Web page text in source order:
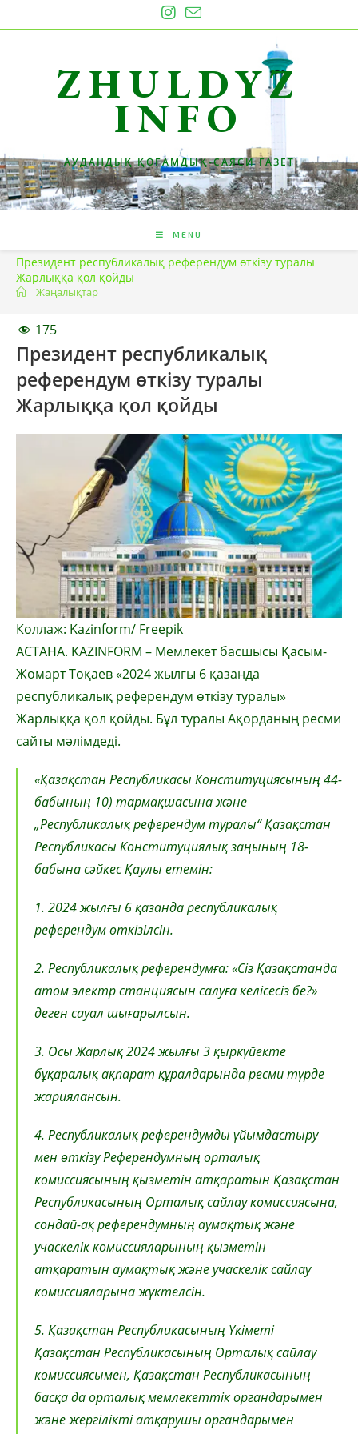
to
ZHULDYZ
INFO
АУДАНДЫҚ ҚОҒАМДЫҚ-САЯСИ ГАЗЕТ
MENU
Президент республикалық референдум өткiзу туралы
Жарлыққа қол қойды
Жаңалықтар
175
Президент республикалық
референдум өткiзу туралы
Жарлыққа қол қойды
Коллаж: Kazinform/ Freepik
АСТАНА. KAZINFORM – Мемлекет басшысы Қасым-
Жомарт Тоқаев «2024 жылғы 6 қазанда
республикалық референдум өткiзу туралы»
Жарлыққа қол қойды. Бұл туралы Ақорданың ресми
сайты мәлімдеді.
«Қазақстан Республикасы Конституциясының 44-
бабының 10) тармақшасына және
„Республикалық референдум туралы“ Қазақстан
Республикасы Конституциялық заңының 18-
бабына сәйкес Қаулы етемін:
1. 2024 жылғы 6 қазанда республикалық
референдум өткізілсін.
2. Республикалық референдумға: «Сіз Қазақстанда
атом электр станциясын салуға келісесіз бе?»
деген сауал шығарылсын.
3. Осы Жарлық 2024 жылғы 3 қыркүйекте
бұқаралық ақпарат құралдарында ресми түрде
жариялансын.
4. Республикалық референдумды ұйымдастыру
мен өткiзу Референдумның орталық
комиссиясының қызметін атқаратын Қазақстан
Республикасының Орталық сайлау комиссиясына,
сондай-ақ референдумның аумақтық және
учаскелiк комиссияларының қызметiн
атқаратын аумақтық және учаскелiк сайлау
комиссияларына жүктелсiн.
5. Қазақстан Республикасының Үкіметі
Қазақстан Республикасының Орталық сайлау
комиссиясымен, Қазақстан Республикасының
басқа да орталық мемлекеттік органдарымен
және жергілікті атқарушы органдарымен